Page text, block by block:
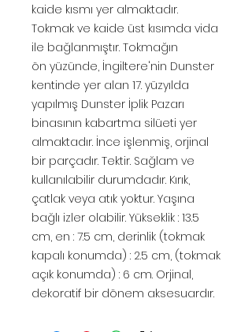
kaide kısmı yer almaktadır.
Tokmak ve kaide üst kısımda vida
ile bağlanmıştır. Tokmağın
ön yüzünde, İngiltere'nin Dunster
kentinde yer alan 17. yüzyılda
yapılmış Dunster İplik Pazarı
binasının kabartma silüeti yer
almaktadır. İnce işlenmiş, orjinal
bir parçadır. Tektir. Sağlam ve
kullanılabilir durumdadır. Kırık,
çatlak veya atık yoktur. Yaşına
bağlı izler olabilir. Yükseklik : 13.5
cm, en : 7.5 cm, derinlik (tokmak
kapalı konumda) : 2.5 cm, (tokmak
açık konumda) : 6 cm. Orjinal,
dekoratif bir dönem aksesuardır.